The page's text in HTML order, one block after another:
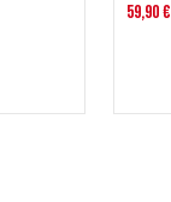
59,90 €